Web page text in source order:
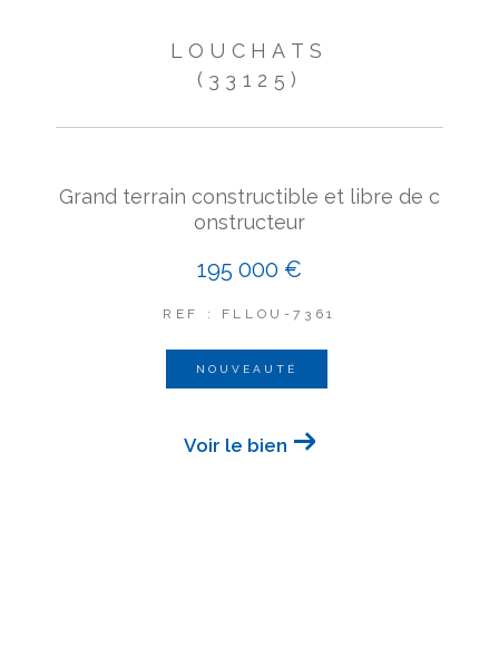
LOUCHATS
(33125)
Grand terrain constructible et libre de c
onstructeur
195 000 €
REF : FLLOU-7361
NOUVEAUTÉ
Voir le bien